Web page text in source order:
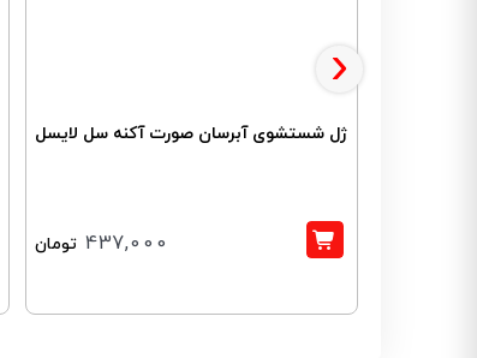
ژل شستشوی آبرسان صورت آکنه سل لایسل
437,000 تومان
›